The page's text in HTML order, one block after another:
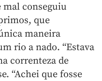
conseguiu
que
maneira
rio a nado. “Estava
correnteza de
“Achei que fosse